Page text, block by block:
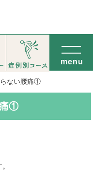
ない腰痛①
痛①